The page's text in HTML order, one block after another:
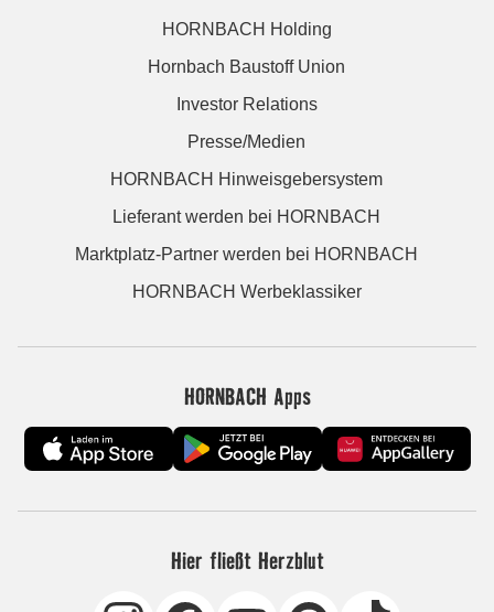
HORNBACH Holding
Hornbach Baustoff Union
Investor Relations
Presse/Medien
HORNBACH Hinweisgebersystem
Lieferant werden bei HORNBACH
Marktplatz-Partner werden bei HORNBACH
HORNBACH Werbeklassiker
HORNBACH Apps
Hier fließt Herzblut